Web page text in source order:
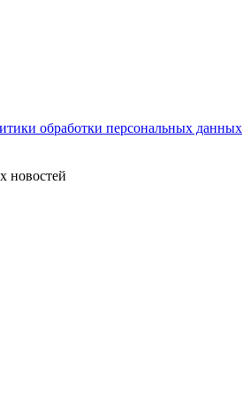
обработки персональных данных
новостей